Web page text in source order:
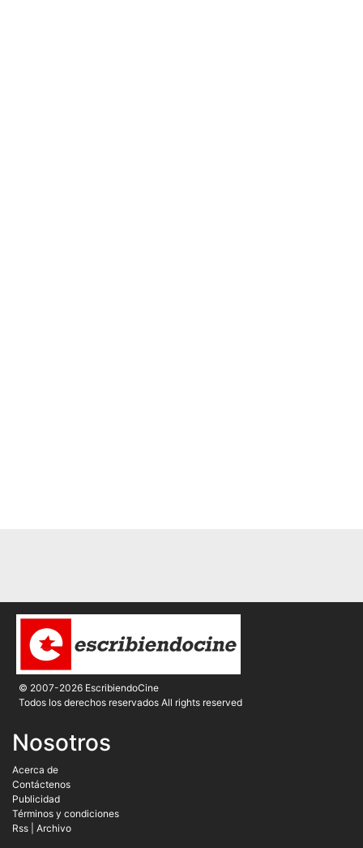
© 2007-2026 EscribiendoCine
Todos los derechos reservados All rights reserved
Nosotros
Acerca de
Contáctenos
Publicidad
Términos y condiciones
Rss
Archivo